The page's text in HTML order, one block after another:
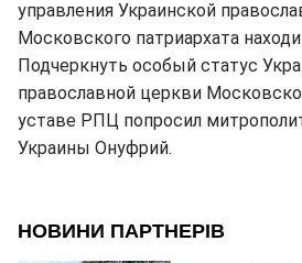
управления Украинской
Московского патриархата
Подчеркнуть особый статус
православной церкви
уставе РПЦ попросил
Украины Онуфрий.